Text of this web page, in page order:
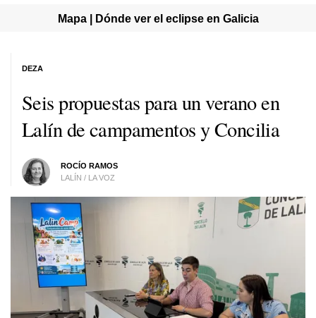
Mapa | Dónde ver el eclipse en Galicia
Seis propuestas para un verano en
Lalín de campamentos y Concilia
ROCÍO RAMOS
LALÍN / LA VOZ
DEZA